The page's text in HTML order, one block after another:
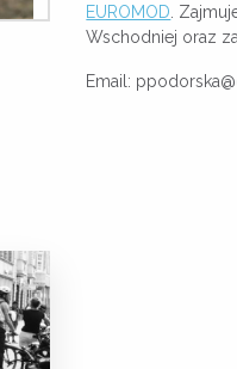
EUROMOD .
Wschodniej oraz
Email: